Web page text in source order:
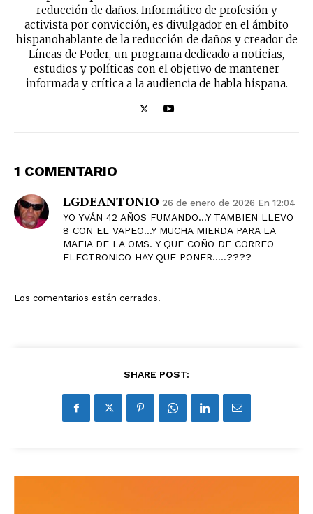
reducción de daños. Informático de profesión y
activista por convicción, es divulgador en el ámbito
hispanohablante de la reducción de daños y creador de
Líneas de Poder, un programa dedicado a noticias,
estudios y políticas con el objetivo de mantener
informada y crítica a la audiencia de habla hispana.
1 COMENTARIO
LGDEANTONIO 26 de enero de 2026 En 12:04
YO YVÁN 42 AÑOS FUMANDO…Y TAMBIEN LLEVO
8 CON EL VAPEO…Y MUCHA MIERDA PARA LA
MAFIA DE LA OMS. Y QUE COÑO DE CORREO
ELECTRONICO HAY QUE PONER…..????
Los comentarios están cerrados.
SHARE POST: